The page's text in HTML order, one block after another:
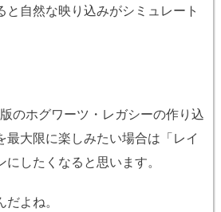
と自然な映り込みがシミュレート
のホグワーツ・レガシーの作り込
最大限に楽しみたい場合は「レイ
したくなると思います。
よね。